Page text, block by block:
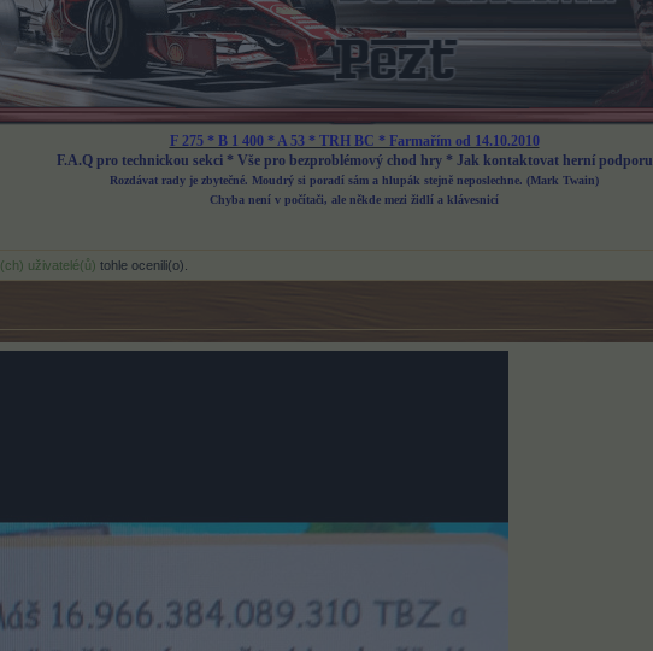
F 275 * B 1 400 * A 53 * TRH BC * Farmařím od 14.10.2010
F.A.Q pro technickou sekci* Vše pro bezproblémový chod hry * Jak kontaktovat herní podporu
Rozdávat rady je zbytečné. Moudrý si poradí sám a hlupák stejně neposlechne. (Mark Twain)
Chyba není v počítači, ale někde mezi židlí a klávesnicí
uživatelé(ů) tohle ocenili(o).